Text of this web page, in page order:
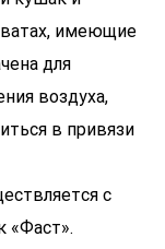
имеющие
для
воздуха,
в привязи
с